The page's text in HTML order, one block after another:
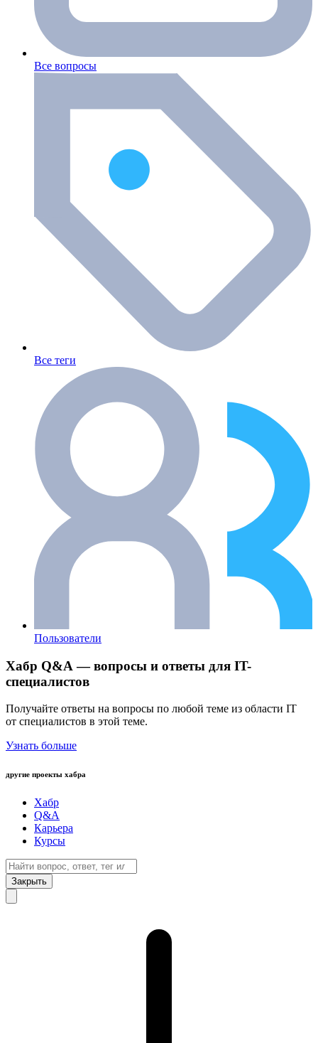
Все вопросы
Все теги
Пользователи
Хабр Q&A — вопросы и ответы для IT-
специалистов
Получайте ответы на вопросы по любой теме из области IT
от специалистов в этой теме.
Узнать больше
другие проекты хабра
Хабр
Q&A
Карьера
Курсы
Закрыть